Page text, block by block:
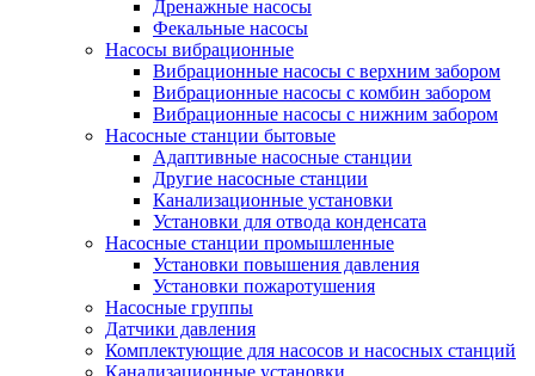
Дренажные насосы
Фекальные насосы
Насосы вибрационные
Вибрационные насосы с верхним забором
Вибрационные насосы с комбин забором
Вибрационные насосы с нижним забором
Насосные станции бытовые
Адаптивные насосные станции
Другие насосные станции
Канализационные установки
Установки для отвода конденсата
Насосные станции промышленные
Установки повышения давления
Установки пожаротушения
Насосные группы
Датчики давления
Комплектующие для насосов и насосных станций
Канализационные установки